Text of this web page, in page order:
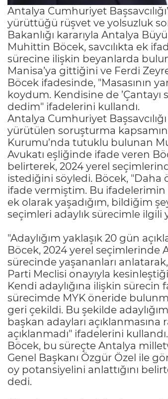
Antalya Cumhuriyet
yürüttüğü rüşvet ve yolsuzluk
Bakanlığı kararıyla Antalya
Muhittin Böcek, savcılıkta ek
sürecine ilişkin beyanlarda
Manisa’ya gittiğini ve Ferdi
Böcek ifadesinde, "Masasının
koydum. Kendisine de ’Çantayı
dedim" ifadelerini kullandı.
Antalya Cumhuriyet
yürütülen soruşturma
Kurumu’nda tutuklu bulunan
Avukatı eşliğinde ifade veren
belirterek, 2024 yerel
istediğini söyledi. Böcek, "Daha
ifade vermiştim. Bu
ek olarak yaşadığım, bildiğim
seçimleri adaylık sürecimle ilgili
"Adaylığım yaklaşık 20 gün
Böcek, 2024 yerel seçimlerinde
sürecinde yaşananları
Parti Meclisi onayıyla
Kendi adaylığına ilişkin sürecin
sürecimde MYK öneride
geri çekildi. Bu şekilde
başkan adayları
açıklanmadı" ifadelerini kullandı.
Böcek, bu süreçte Antalya
Genel Başkanı Özgür Özel ile
oy potansiyelini anlattığını
dedi.